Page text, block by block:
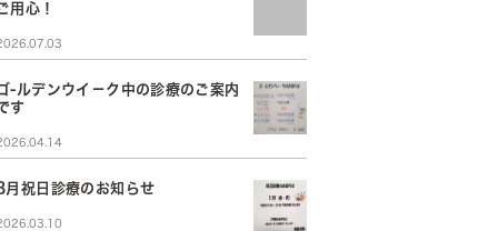
用心！
-ルデンウイ－ク中の診療のご案内
す
月祝日診療のお知らせ